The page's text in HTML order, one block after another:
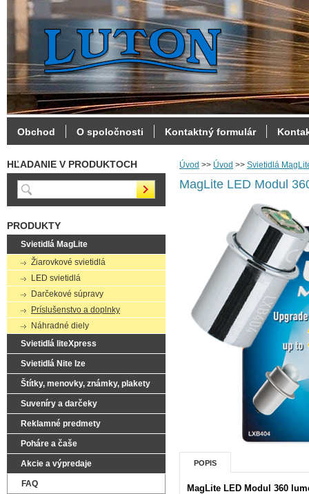
Úvod >> Úvod >> Svietidlá
MagLite LED Modul
POPIS
MagLite LED Modul 360
HĽADANIE V PRODUKTOCH
PRODUKTY
Svietidlá MagLite
Žiarovkové svietidlá
LED svietidlá
Darčekové súpravy
Príslušenstvo a doplnky
Náhradné diely
Svietidlá liteXpress
Svietidlá Nite Ize
Štítky, menovky, známky, plakety
Suveníry a darčeky
Reklamné predmety
Poháre a čaše
Akcie a výpredaje
FAQ
Obchod O spoločnosti Kontaktný formulár